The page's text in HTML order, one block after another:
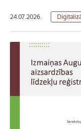
24.07.2026.